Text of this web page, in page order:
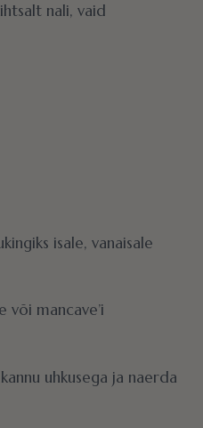
nali, vaid
isale, vanaisale
või mancave’i
uhkusega ja naerda